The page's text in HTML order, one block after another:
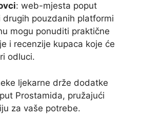
: web-mjesta poput
drugih pouzdanih platformi
mogu ponuditi praktične
i recenzije kupaca koje će
odluci.
ljekarne drže dodatke
Prostamida, pružajući
za vaše potrebe.